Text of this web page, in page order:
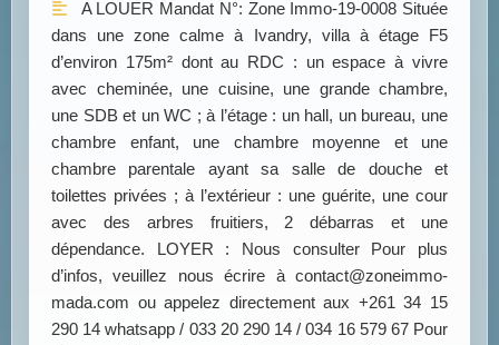
A LOUER Mandat N°: Zone Immo-19-0008 Située
dans une zone calme à Ivandry, villa à étage F5
d’environ 175m² dont au RDC : un espace à vivre
avec cheminée, une cuisine, une grande chambre,
une SDB et un WC ; à l’étage : un hall, un bureau, une
chambre enfant, une chambre moyenne et une
chambre parentale ayant sa salle de douche et
toilettes privées ; à l’extérieur : une guérite, une cour
avec des arbres fruitiers, 2 débarras et une
dépendance. LOYER : Nous consulter Pour plus
d’infos, veuillez nous écrire à contact@zoneimmo-
mada.com ou appelez directement aux +261 34 15
290 14 whatsapp / 033 20 290 14 / 034 16 579 67 Pour